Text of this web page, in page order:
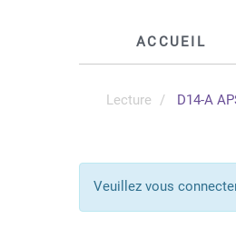
ACCUEIL
Lecture D14-A
Veuillez vous